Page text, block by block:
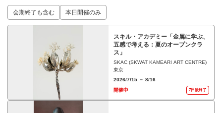
会期終了も含む 本日開催のみ
スキル・アカデミー「金属に学ぶ、
五感で考える：夏のオープンクラ
ス」
SKAC (SKWAT KAMEARI ART CENTRE)
東京
2026/7/15 － 8/16
開催中
7日後終了